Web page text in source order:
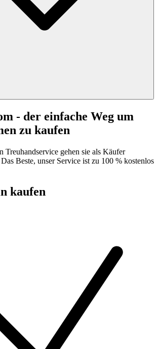
- der einfache Weg um
zu kaufen
Treuhandservice gehen sie als Käufer
Beste, unser Service ist zu 100 % kostenlos
kaufen